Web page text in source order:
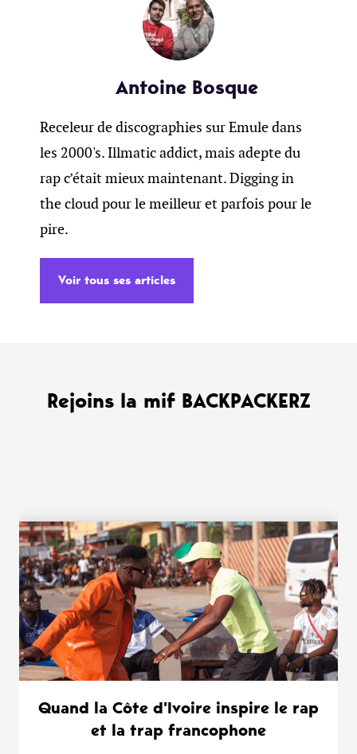
Antoine Bosque
Receleur de discographies sur Emule dans
les 2000's. Illmatic addict, mais adepte du
rap c’était mieux maintenant. Digging in
the cloud pour le meilleur et parfois pour le
pire.
Voir tous ses articles
Rejoins la mif BACKPACKERZ
WANT MORE ?
Quand la Côte d’Ivoire inspire le rap
et la trap francophone